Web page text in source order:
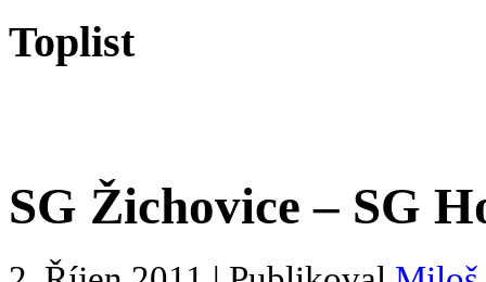
Toplist
SG Žichovice – SG